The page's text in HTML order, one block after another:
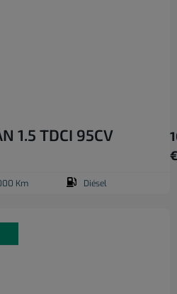
1.5 TDCI 95CV
Km Diésel